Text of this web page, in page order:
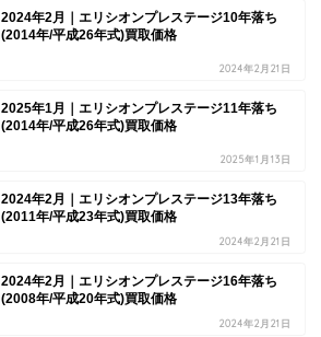
2024年2月｜エリシオンプレステージ10年落ち
(2014年/平成26年式)買取価格
2024年2月21日
2025年1月｜エリシオンプレステージ11年落ち
(2014年/平成26年式)買取価格
2025年1月13日
2024年2月｜エリシオンプレステージ13年落ち
(2011年/平成23年式)買取価格
2024年2月21日
2024年2月｜エリシオンプレステージ16年落ち
(2008年/平成20年式)買取価格
2024年2月21日